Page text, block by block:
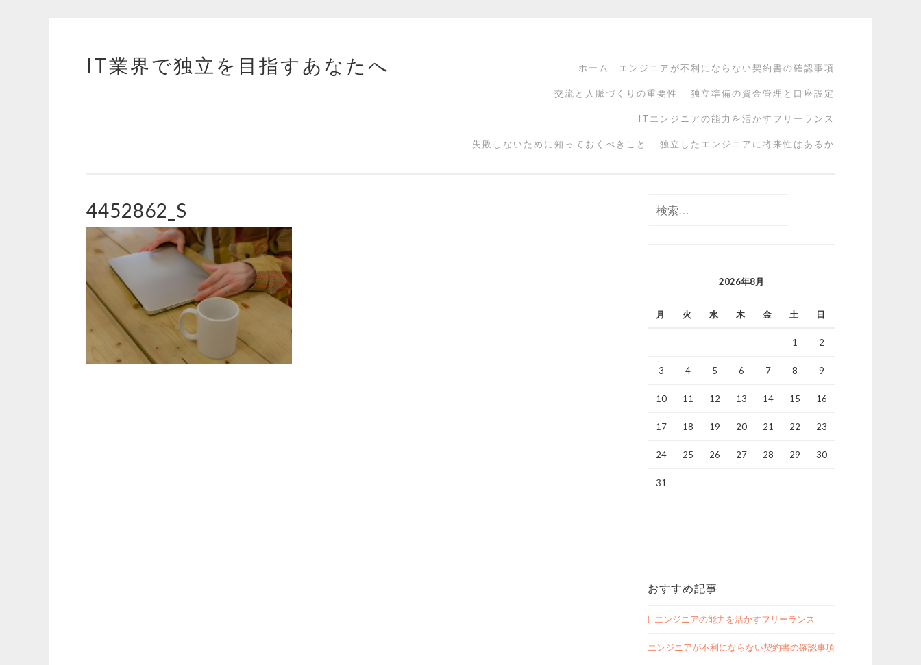
コ
ッ
プ
IT業界で独立を目指すあなたへ ホーム エンジニアが不利にならない契約書の確認事項
交流と人脈づくりの重要性 独立準備の資金管理と口座設定
ITエンジニアの能力を活かすフリーランス
失敗しないために知っておくべきこと 独立したエンジニアに将来性はあるか
4452862_S
2026年8月
月 火 水 木 金 土 日
1 2
3 4 5 6 7 8 9
10 11 12 13 14 15 16
17 18 19 20 21 22 23
24 25 26 27 28 29 30
31
おすすめ記事
ITエンジニアの能力を活かすフリーランス
エンジニアが不利にならない契約書の確認事項